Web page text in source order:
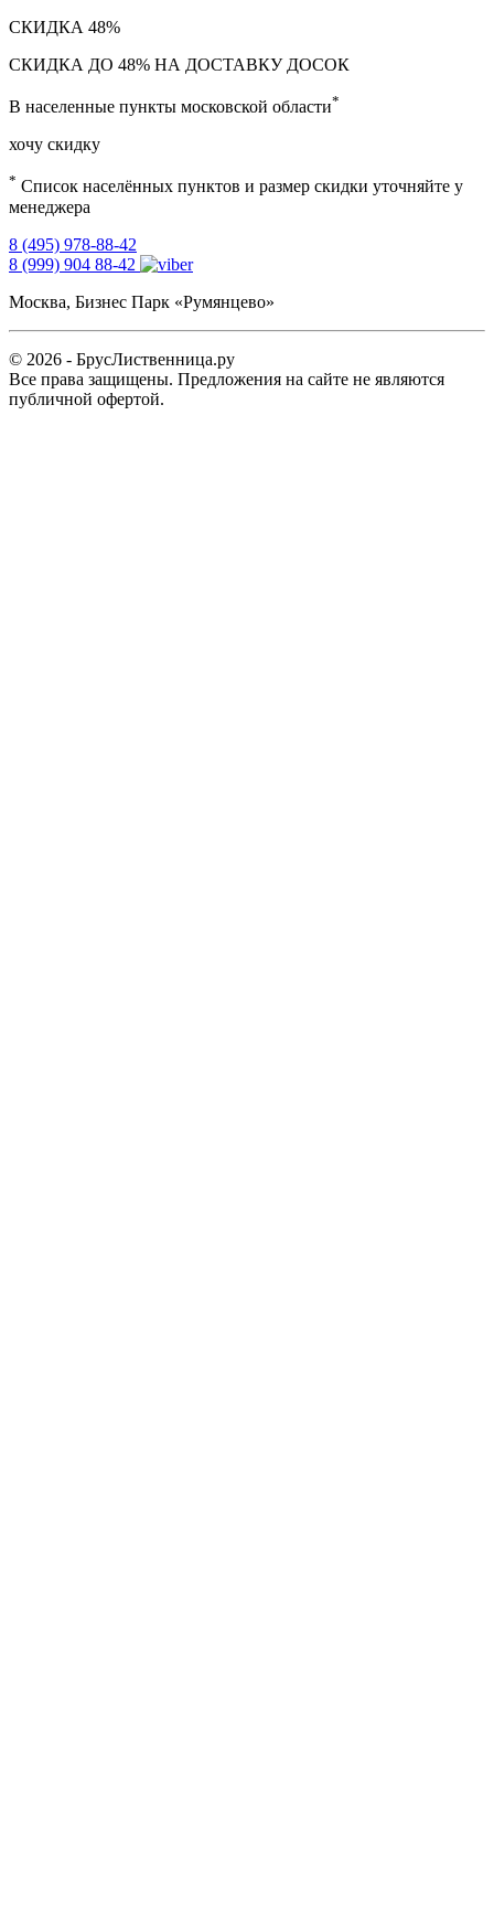
СКИДКА 48%
СКИДКА ДО 48% НА ДОСТАВКУ ДОСОК
В населенные пункты московской области*
хочу скидку
* Список населённых пунктов и размер скидки уточняйте у
менеджера
8 (495) 978-88-42
8 (999) 904 88-42
Москва, Бизнес Парк «Румянцево»
© 2026 - БрусЛиственница.ру
Все права защищены. Предложения на сайте не являются
публичной офертой.